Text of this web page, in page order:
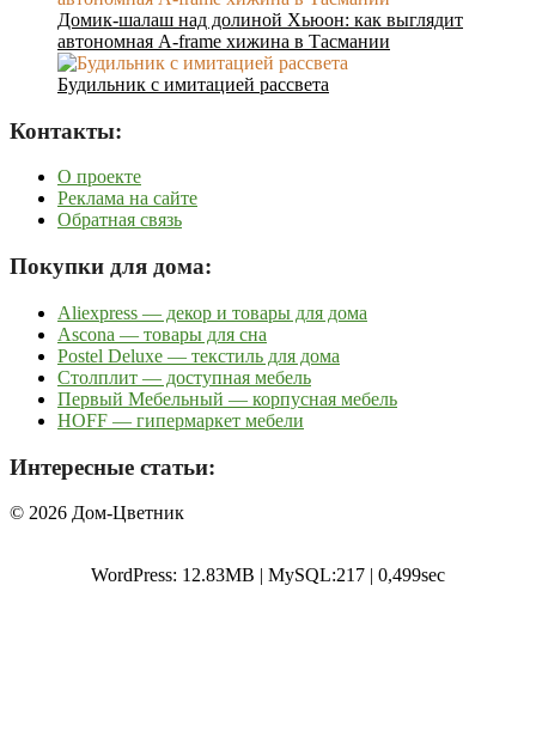
Домик-шалаш над долиной Хьюон: как выглядит
автономная A-frame хижина в Тасмании
Будильник с имитацией рассвета
Контакты:
О проекте
Реклама на сайте
Обратная связь
Покупки для дома:
Aliexpress — декор и товары для дома
Ascona — товары для сна
Postel Deluxe — текстиль для дома
Столплит — доступная мебель
Первый Мебельный — корпусная мебель
HOFF — гипермаркет мебели
Интересные статьи:
© 2026 Дом-Цветник
WordPress: 12.83MB | MySQL:217 | 0,499sec